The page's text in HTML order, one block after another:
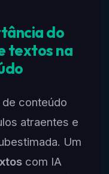
do
textos na
conteúdo
atraentes e
Um
com IA